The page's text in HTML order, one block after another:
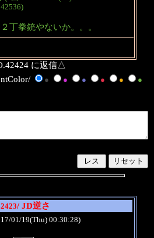
丁拳銃やないか。。。
に返信△
● ● ● ● ●
●
/ JD逆さ
01/19(Thu) 00:30:28)